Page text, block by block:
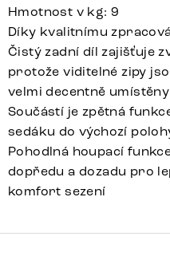
Hmotnost v kg: 9
Díky kvalitnímu
Čistý zadní díl zajišťuje
protože viditelné zipy
velmi decentně
Součástí je zpětná
sedáku do výchozí
Pohodlná houpací
dopředu a dozadu pro
komfort sezení